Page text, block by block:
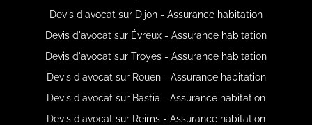
Devis d'avocat sur Dijon - Assurance habitation
Devis d'avocat sur Évreux - Assurance habitation
Devis d'avocat sur Troyes - Assurance habitation
Devis d'avocat sur Rouen - Assurance habitation
Devis d'avocat sur Bastia - Assurance habitation
Devis d'avocat sur Reims - Assurance habitation